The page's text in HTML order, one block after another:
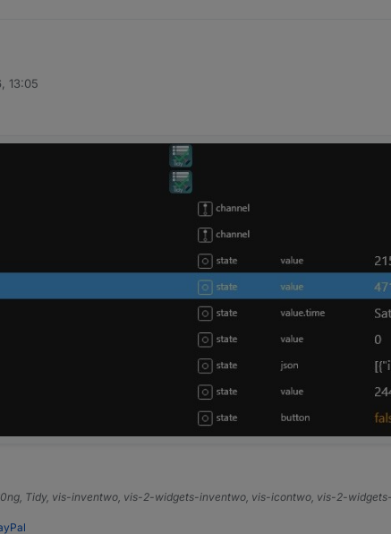
13:05
Tidy, vis-inventwo, vis-2-widgets-inventwo, vis-icontwo, vis-2-